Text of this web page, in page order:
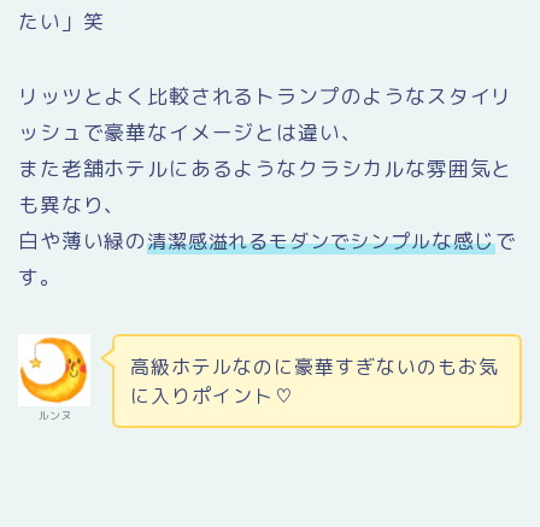
たい」笑
リッツとよく比較されるトランプのようなスタイリ
ッシュで豪華なイメージとは違い、
また老舗ホテルにあるようなクラシカルな雰囲気と
も異なり、
白や薄い緑の清潔感溢れるモダンでシンプルな感じで
す。
ルンヌ
高級ホテルなのに豪華すぎないのもお気
に入りポイント♡